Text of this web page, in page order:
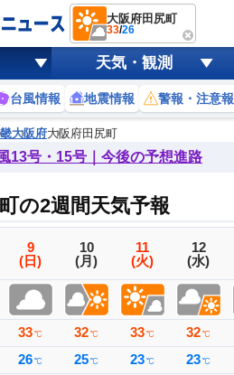
大阪府田尻町
33/26
天気・観測
台風情報 地震情報 警報・注意報
大阪府大阪府田尻町
13号・15号｜今後の予想進路
の2週間天気予報
9
(日)
33 ℃
26 ℃
10
(月)
32 ℃
25 ℃
11
(火)
33 ℃
23 ℃
12
(水)
32℃
23℃